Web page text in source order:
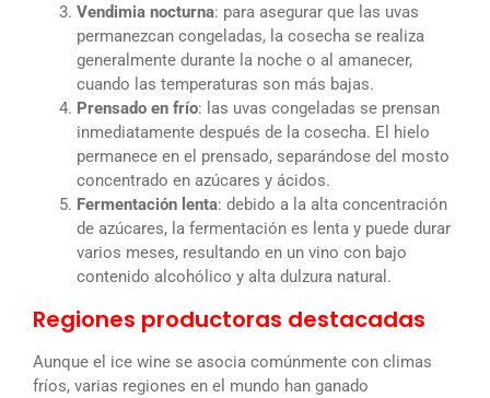
Vendimia nocturna: para asegurar que las uvas
permanezcan congeladas, la cosecha se realiza
generalmente durante la noche o al amanecer,
cuando las temperaturas son más bajas.
Prensado en frío: las uvas congeladas se prensan
inmediatamente después de la cosecha. El hielo
permanece en el prensado, separándose del mosto
concentrado en azúcares y ácidos.
Fermentación lenta: debido a la alta concentración
de azúcares, la fermentación es lenta y puede durar
varios meses, resultando en un vino con bajo
contenido alcohólico y alta dulzura natural.
Regiones productoras destacadas
Aunque el ice wine se asocia comúnmente con climas
fríos, varias regiones en el mundo han ganado